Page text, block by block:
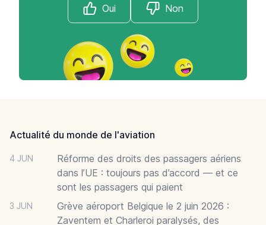
Oui Non
Actualité du monde de l'aviation
4 JUN
Réforme des droits des passagers aériens
dans l’UE : toujours pas d’accord — et ce
sont les passagers qui paient
3 JUN
Grève aéroport Belgique le 2 juin 2026 :
Zaventem et Charleroi paralysés, des